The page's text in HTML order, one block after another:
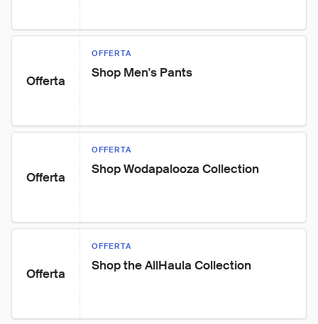
Offerta
OFFERTA
Shop Men's Pants
Offerta
OFFERTA
Shop Wodapalooza Collection
Offerta
OFFERTA
Shop the AllHaula Collection